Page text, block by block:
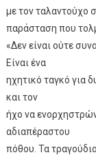
με τον ταλαντούχο
παράσταση που
«Δεν είναι ούτε
Είναι ένα
ηχητικό ταγκό για
και τον
ήχο να
αδιαπέραστου
πόθου. Τα